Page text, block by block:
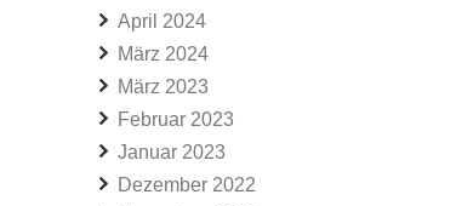
April 2024
März 2024
März 2023
Februar 2023
Januar 2023
Dezember 2022